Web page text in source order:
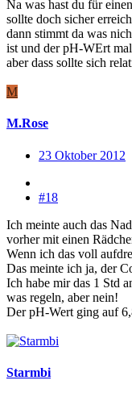
Na was hast du für
sollte doch sicher
dann stimmt da was
ist und der pH-WErt
aber dass sollte sich
M
M.Rose
23 Oktober 2012
#18
Ich meinte auch das
vorher mit einen
Wenn ich das voll
Das meinte ich ja, der
Ich habe mir das 1 Std
was regeln, aber nein!
Der pH-Wert ging auf
Starmbi